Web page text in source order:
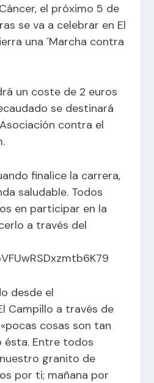
el próximo 5 de
se va a celebrar en El
una ´Marcha contra
un coste de 2 euros
se destinará
contra el
finalice la carrera,
saludable. Todos
en participar en la
a través del
desde el
Campillo a través de
cosas son tan
Entre todos
granito de
por ti; mañana por